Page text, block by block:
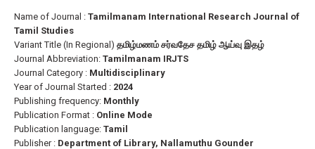
Name of Journal : Tamilmanam International Research Journal of
Tamil Studies
Variant Title (In Regional) தமிழ்மணம் சர்வதேச தமிழ் ஆய்வு இதழ்
Journal Abbreviation: Tamilmanam IRJTS
Journal Category : Multidisciplinary
Year of Journal Started : 2024
Publishing frequency: Monthly
Publication Format : Online Mode
Publication language: Tamil
Publisher : Department of Library, Nallamuthu Gounder